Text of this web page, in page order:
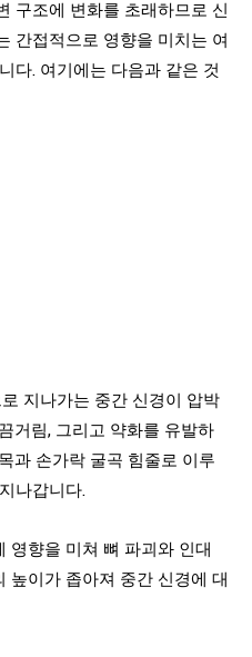
구조에 변화를 초래하므로 신
간접적으로 영향을 미치는 여
다. 여기에는 다음과 같은 것
지나가는 중간 신경이 압박
거림, 그리고 약화를 유발하
과 손가락 굴곡 힘줄로 이루
나갑니다.
영향을 미쳐 뼈 파괴와 인대
높이가 좁아져 중간 신경에 대